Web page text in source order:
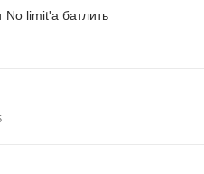
No limit'a батлить